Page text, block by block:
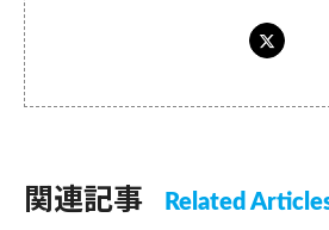
関連記事 Related